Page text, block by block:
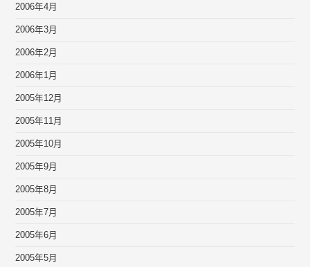
2006年4月
2006年3月
2006年2月
2006年1月
2005年12月
2005年11月
2005年10月
2005年9月
2005年8月
2005年7月
2005年6月
2005年5月